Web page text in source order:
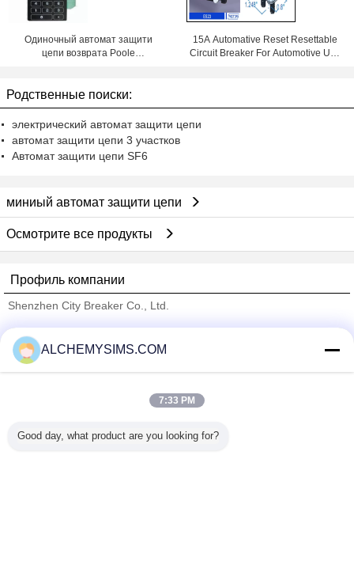
Одиночный автомат защити
цепи возврата Poole
цепи короткой остановки
15A Automative Reset Resettable
Circuit Breaker For Automotive Use
Родственные поиски:
электрический автомат защити цепи
автомат защити цепи 3 участков
Автомат защити цепи SF6
миниый автомат защити цепи
Осмотрите все продукты
Профиль компании
Shenzhen City Breaker Co., Ltd.
Trust Seal
Verified Suplier
Все продукты
ALCHEMYSIMS.COM
7:33 PM
Good day, what product are you looking for?